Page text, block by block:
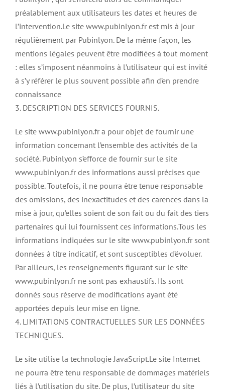
préalablement aux utilisateurs les dates et heures de
l’intervention.Le site www.pubinlyon.fr est mis à jour
régulièrement par Pubinlyon. De la même façon, les
mentions légales peuvent être modifiées à tout moment
: elles s’imposent néanmoins à l’utilisateur qui est invité
à s’y référer le plus souvent possible afin d’en prendre
connaissance
3. DESCRIPTION DES SERVICES FOURNIS.
Le site www.pubinlyon.fr a pour objet de fournir une
information concernant l’ensemble des activités de la
société. Pubinlyon s’efforce de fournir sur le site
www.pubinlyon.fr des informations aussi précises que
possible. Toutefois, il ne pourra être tenue responsable
des omissions, des inexactitudes et des carences dans la
mise à jour, qu’elles soient de son fait ou du fait des tiers
partenaires qui lui fournissent ces informations.Tous les
informations indiquées sur le site www.pubinlyon.fr sont
données à titre indicatif, et sont susceptibles d’évoluer.
Par ailleurs, les renseignements figurant sur le site
www.pubinlyon.fr ne sont pas exhaustifs. Ils sont
donnés sous réserve de modifications ayant été
apportées depuis leur mise en ligne.
4. LIMITATIONS CONTRACTUELLES SUR LES DONNÉES
TECHNIQUES.
Le site utilise la technologie JavaScript.Le site Internet
ne pourra être tenu responsable de dommages matériels
liés à l’utilisation du site. De plus, l’utilisateur du site